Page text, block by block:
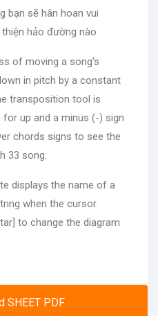
bạn sẽ hân hoan vui
hảo đường nào
of moving a song's
in pitch by a constant
transposition tool is
up and a minus (-) sign
chords signs to see the
33 song.
displays the name of a
when the cursor
to change the diagram
SHEET PDF